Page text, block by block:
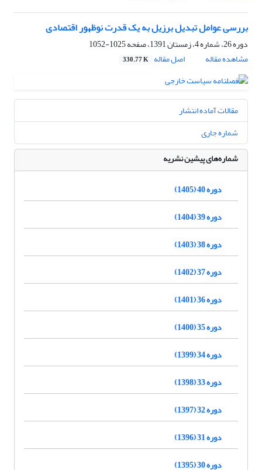
بررسی عوامل تبدیل برزیل به یک قدرت نوظهور ‏اقتصادی
دوره 26، شماره 4، زمستان 1391، صفحه
1025-1052
مشاهده مقاله
اصل مقاله 330.77 K
مقالات آماده انتشار
شماره جاری
شماره‌های پیشین نشریه
دوره 40 (1405)
دوره 39 (1404)
دوره 38 (1403)
دوره 37 (1402)
دوره 36 (1401)
دوره 35 (1400)
دوره 34 (1399)
دوره 33 (1398)
دوره 32 (1397)
دوره 31 (1396)
دوره 30 (1395)